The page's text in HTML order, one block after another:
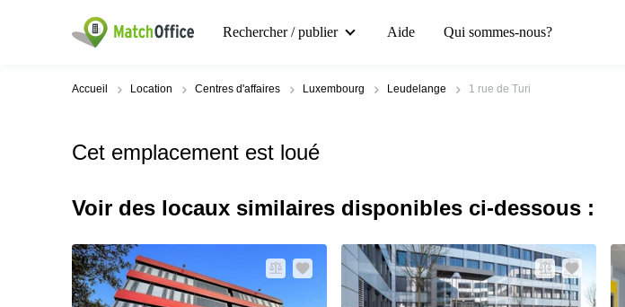
Rechercher / publier Aide Qui sommes-nous?
Accueil Location Centres d'affaires Luxembourg Leudelange 1 rue de Turi
Cet emplacement est loué
Voir des locaux similaires disponibles ci-dessous :